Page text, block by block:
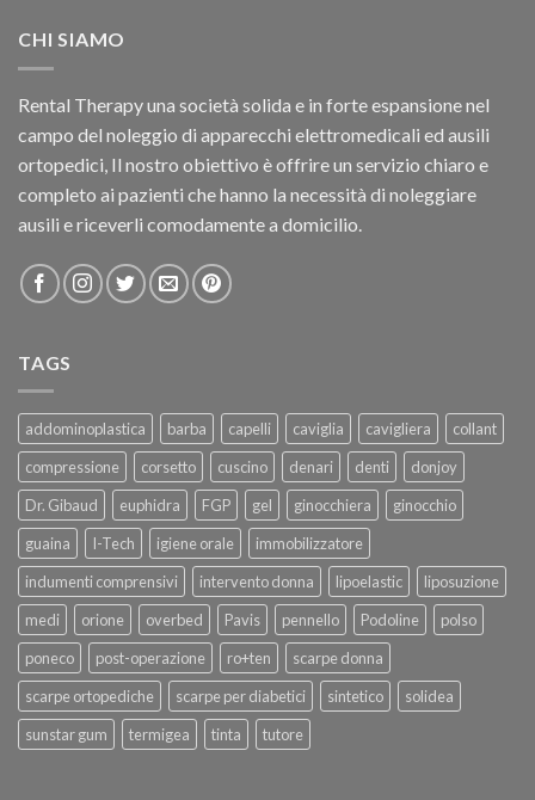
CHI SIAMO
Rental Therapy una società solida e in forte espansione nel
campo del noleggio di apparecchi elettromedicali ed ausili
ortopedici, Il nostro obiettivo è offrire un servizio chiaro e
completo ai pazienti che hanno la necessità di noleggiare
ausili e riceverli comodamente a domicilio.
TAGS
addominoplastica barba capelli caviglia cavigliera
collant
compressione
corsetto cuscino denari denti
donjoy
Dr. Gibaud
euphidra FGP gel ginocchiera
ginocchio
guaina
I-Tech igiene orale
immobilizzatore
indumenti comprensivi
intervento donna lipoelastic
liposuzione
medi
orione overbed Pavis pennello Podoline
polso
poneco
post-operazione ro+ten
scarpe donna
scarpe ortopediche
scarpe per diabetici sintetico
solidea
sunstar gum
termigea tinta tutore